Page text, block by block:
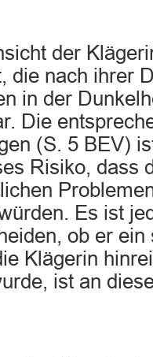
der
die nach ihrer
in der
Die
(S. 5 BEV)
Risiko, dass
Es ist
ob er
Klägerin
ist an